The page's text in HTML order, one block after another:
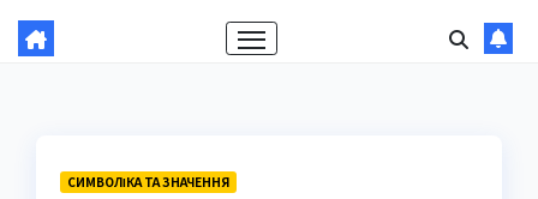
СИМВОЛІКА ТА ЗНАЧЕННЯ